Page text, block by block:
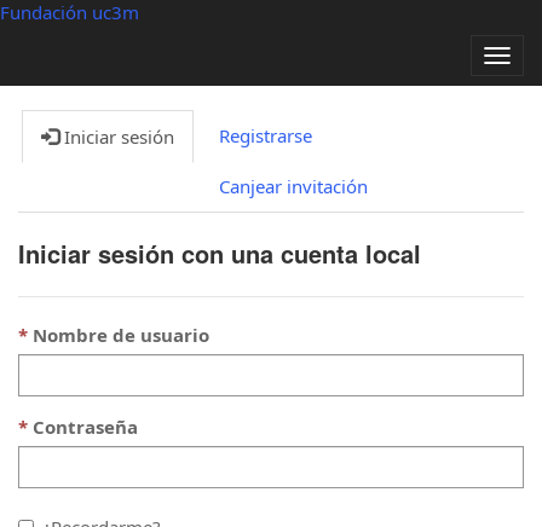
Fundación uc3m
Iniciar sesión Registrarse
Canjear invitación
Iniciar sesión con una cuenta local
Nombre de usuario
Contraseña